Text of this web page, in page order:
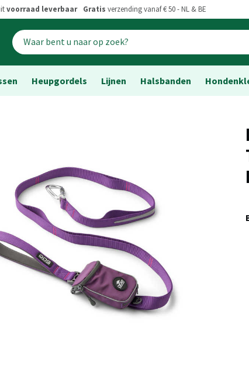
voorraad leverbaar Gratis verzending vanaf € 50 - NL & BE
Heupgordels Lijnen Halsbanden